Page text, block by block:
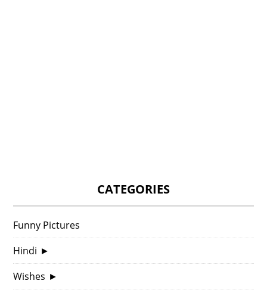
CATEGORIES
Funny Pictures
Hindi ►
Wishes ►